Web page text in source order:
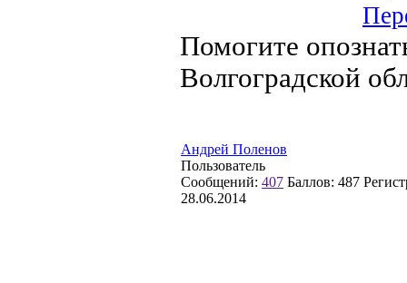
Помогите
Волгоградской
Андрей Поленов
Пользователь
Сообщений: 407 Баллов: 487
28.06.2014